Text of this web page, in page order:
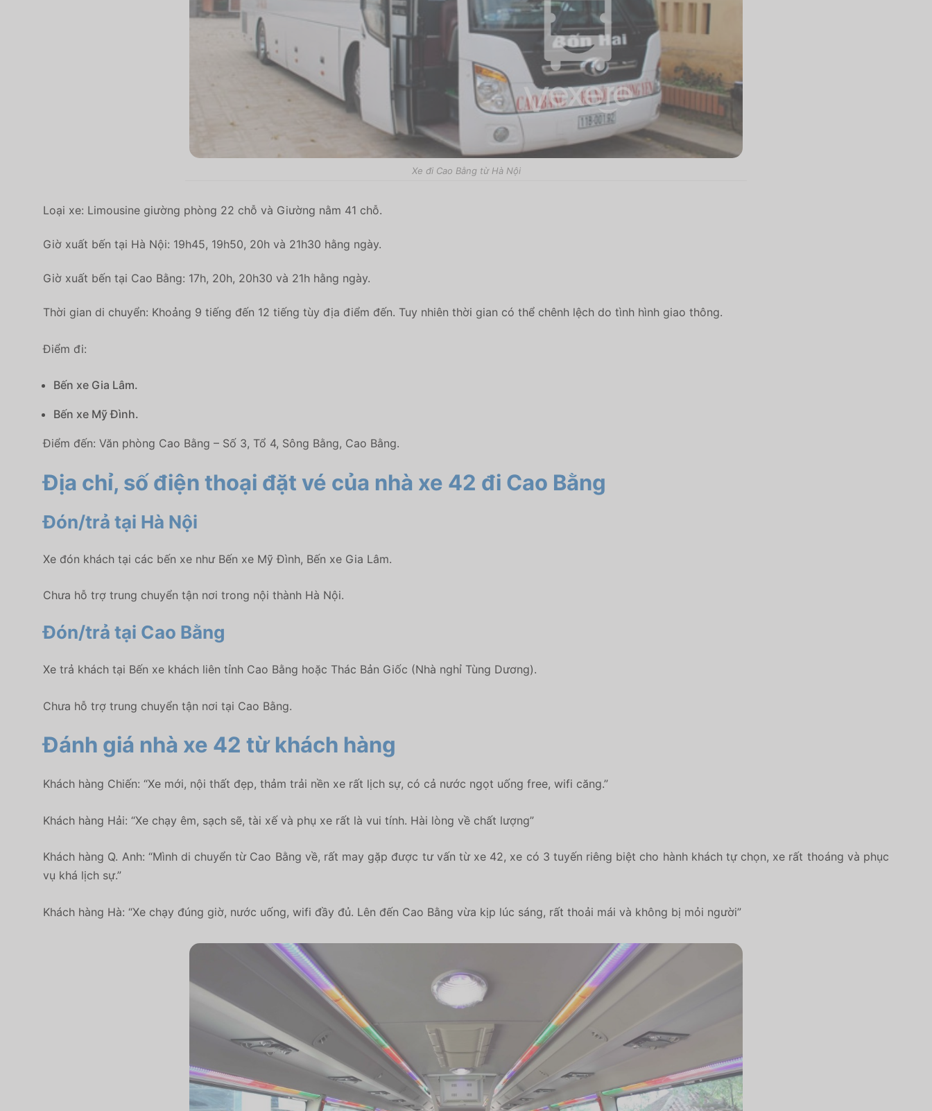
Xe đi Cao Bằng từ Hà Nội
Loại xe: Limousine giường phòng 22 chỗ và Giường nằm 41 chỗ.
Giờ xuất bến tại Hà Nội: 19h45, 19h50, 20h và 21h30 hằng ngày.
Giờ xuất bến tại Cao Bằng: 17h, 20h, 20h30 và 21h hằng ngày.
Thời gian di chuyển: Khoảng 9 tiếng đến 12 tiếng tùy địa điểm đến. Tuy nhiên thời gian có thể chênh lệch do tình hình giao thông.
Điểm đi:
Bến xe Gia Lâm.
Bến xe Mỹ Đình.
Điểm đến: Văn phòng Cao Bằng – Số 3, Tổ 4, Sông Bằng, Cao Bằng.
Địa chỉ, số điện thoại đặt vé của nhà xe 42 đi Cao Bằng
Đón/trả tại Hà Nội
Xe đón khách tại các bến xe như Bến xe Mỹ Đình, Bến xe Gia Lâm.
Chưa hỗ trợ trung chuyển tận nơi trong nội thành Hà Nội.
Đón/trả tại Cao Bằng
Xe trả khách tại Bến xe khách liên tỉnh Cao Bằng hoặc Thác Bản Giốc (Nhà nghỉ Tùng Dương).
Chưa hỗ trợ trung chuyển tận nơi tại Cao Bằng.
Đánh giá nhà xe 42 từ khách hàng
Khách hàng Chiến: “Xe mới, nội thất đẹp, thảm trải nền xe rất lịch sự, có cả nước ngọt uống free, wifi căng.”
Khách hàng Hải: “Xe chạy êm, sạch sẽ, tài xế và phụ xe rất là vui tính. Hài lòng về chất lượng”
Khách hàng Q. Anh: “Mình di chuyển từ Cao Bằng về, rất may gặp được tư vấn từ xe 42, xe có 3 tuyến riêng biệt cho hành khách tự chọn, xe rất thoáng và phục
vụ khá lịch sự.”
Khách hàng Hà: “Xe chạy đúng giờ, nước uống, wifi đầy đủ. Lên đến Cao Bằng vừa kịp lúc sáng, rất thoải mái và không bị mỏi người”